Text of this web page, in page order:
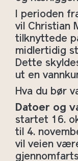
I perioden
vil Christian
tilknyttede
midlertidig
Dette
ut en
Hva du bør
Datoer og
startet 16.
til 4.
vil veien